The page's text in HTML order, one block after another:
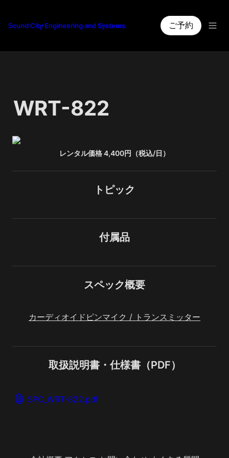
Sound City Engineering and Systems ご予約
WRT-822
レンタル価格 4,400円（税込/日）
トピック
付属品
スペック概要
カーディオイドピンマイク / トランスミッター
取扱説明書・仕様書（PDF）
SPC_WRT-822.pdf